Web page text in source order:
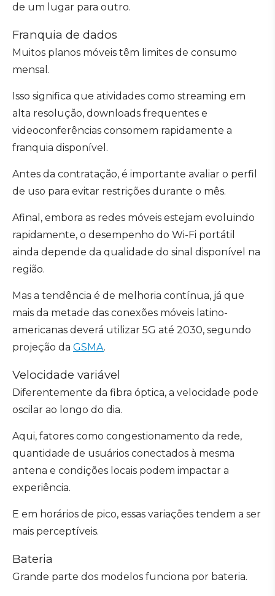
de um lugar para outro.
Franquia de dados
Muitos planos móveis têm limites de consumo
mensal.
Isso significa que atividades como streaming em
alta resolução, downloads frequentes e
videoconferências consomem rapidamente a
franquia disponível.
Antes da contratação, é importante avaliar o perfil
de uso para evitar restrições durante o mês.
Afinal, embora as redes móveis estejam evoluindo
rapidamente, o desempenho do Wi-Fi portátil
ainda depende da qualidade do sinal disponível na
região.
Mas a tendência é de melhoria contínua, já que
mais da metade das conexões móveis latino-
americanas deverá utilizar 5G até 2030, segundo
projeção da GSMA.
Velocidade variável
Diferentemente da fibra óptica, a velocidade pode
oscilar ao longo do dia.
Aqui, fatores como congestionamento da rede,
quantidade de usuários conectados à mesma
antena e condições locais podem impactar a
experiência.
E em horários de pico, essas variações tendem a ser
mais perceptíveis.
Bateria
Grande parte dos modelos funciona por bateria.